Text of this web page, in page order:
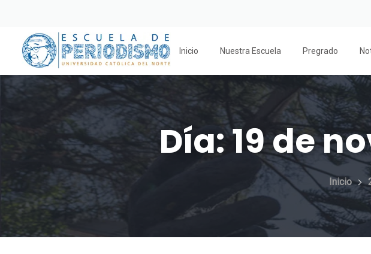
Inicio Nuestra Escuela Pregrado
Día:19 de
Inicio